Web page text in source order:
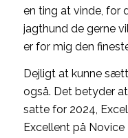
en ting at vinde, for
jagthund de gerne
er for mig den
Dejligt at kunne
også. Det betyder
satte for 2024,
Excellent på